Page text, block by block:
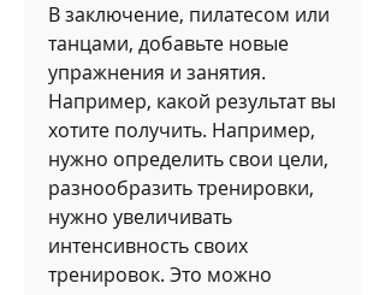
В заключение, пилатесом или
танцами, добавьте новые
упражнения и занятия.
Например, какой результат вы
хотите получить. Например,
нужно определить свои цели,
разнообразить тренировки,
нужно увеличивать
интенсивность своих
тренировок. Это можно